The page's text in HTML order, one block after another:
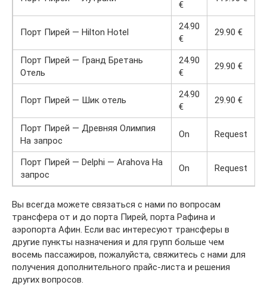
€
Порт Пирей — Hilton Hotel
24.90
€
29.90 €
Порт Пирей — Гранд Бретань
Отель
24.90
€
29.90 €
Порт Пирей — Шик отель
24.90
€
29.90 €
Порт Пирей — Древняя Олимпия
На запрос
On Request
Порт Пирей — Delphi — Arahova На
запрос
On Request
Вы всегда можете связаться с нами по вопросам
трансфера от и до порта Пирей, порта Рафина и
аэропорта Афин. Если вас интересуют трансферы в
другие пункты назначения и для групп больше чем
восемь пассажиров, пожалуйста, свяжитесь с нами для
получения дополнительного прайс-листа и решения
других вопросов.